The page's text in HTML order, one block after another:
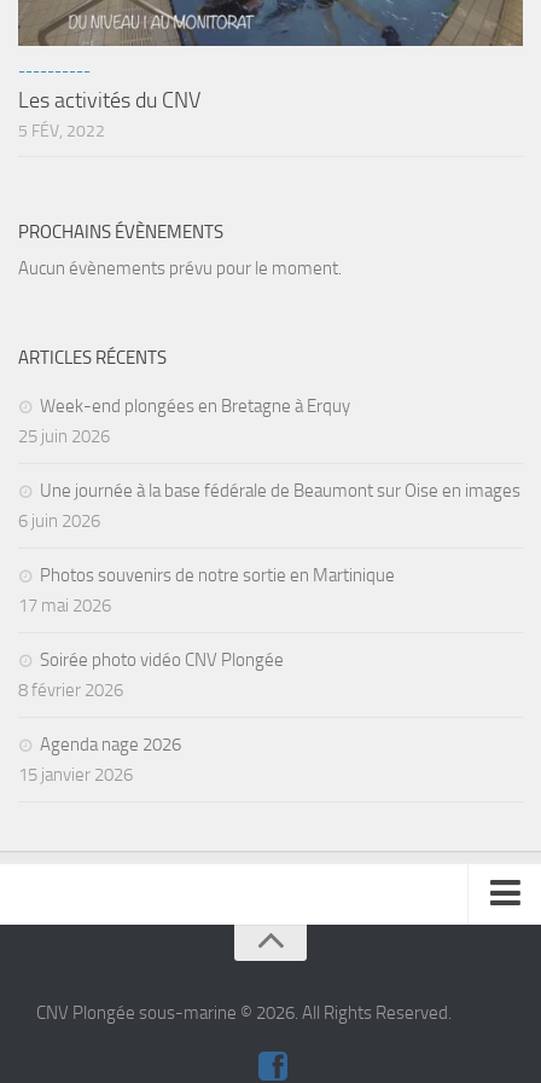
Agenda
Les Palmes du Lac
Résultats Compétitions
Occasions
----------
Les activités du CNV
5 FÉV, 2022
PROCHAINS ÉVÈNEMENTS
Aucun évènements prévu pour le moment.
ARTICLES RÉCENTS
Week-end plongées en Bretagne à Erquy
25 juin 2026
Une journée à la base fédérale de Beaumont sur Oise en images
6 juin 2026
Photos souvenirs de notre sortie en Martinique
17 mai 2026
Soirée photo vidéo CNV Plongée
8 février 2026
Agenda nage 2026
15 janvier 2026
CNV Plongée sous-marine © 2026. All Rights Reserved.